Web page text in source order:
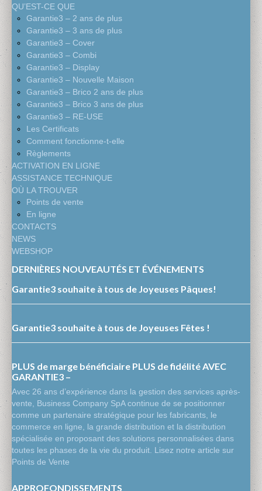
QU’EST-CE QUE
Garantie3 – 2 ans de plus
Garantie3 – 3 ans de plus
Garantie3 – Cover
Garantie3 – Combi
Garantie3 – Display
Garantie3 – Nouvelle Maison
Garantie3 – Brico 2 ans de plus
Garantie3 – Brico 3 ans de plus
Garantie3 – RE-USE
Les Certificats
Comment fonctionne-t-elle
Règlements
ACTIVATION EN LIGNE
ASSISTANCE TECHNIQUE
OÙ LA TROUVER
Points de vente
En ligne
CONTACTS
NEWS
WEBSHOP
DERNIÈRES NOUVEAUTÉS ET ÉVÉNEMENTS
Garantie3 souhaite à tous de Joyeuses Pâques!
Garantie3 souhaite à tous de Joyeuses Fêtes !
PLUS de marge bénéficiaire PLUS de fidélité AVEC
GARANTIE3 –
Avec 26 ans d’expérience dans la gestion des services après-
vente, Business Company SpA continue de se positionner
comme un partenaire stratégique pour les fabricants, le
commerce en ligne, la grande distribution et la distribution
spécialisée en proposant des solutions personnalisées dans
toutes les phases de la vie du produit. Lisez notre article sur
Points de Vente
APPROFONDISSEMENTS